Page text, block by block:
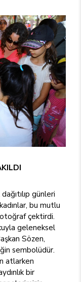
günleri
bu mutlu
çektirdi.
geleneksel
Sözen,
sembolüdür.
atlarken
bir